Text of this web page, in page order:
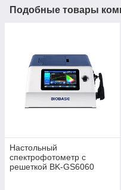
Подобные товары
Настольный
спектрофотометр с
решеткой BK-GS6060